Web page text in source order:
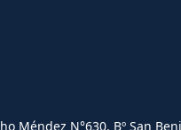
Méndez N°630. Bº San